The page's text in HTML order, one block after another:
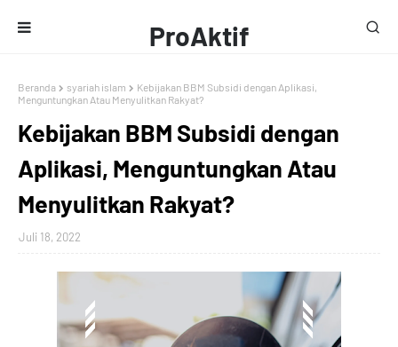
ProAktif
Media
Beranda syariah islam
Kebijakan BBM Subsidi dengan Aplikasi,
Menguntungkan Atau Menyulitkan Rakyat?
Kebijakan BBM Subsidi dengan
Aplikasi, Menguntungkan Atau
Menyulitkan Rakyat?
Juli 18, 2022